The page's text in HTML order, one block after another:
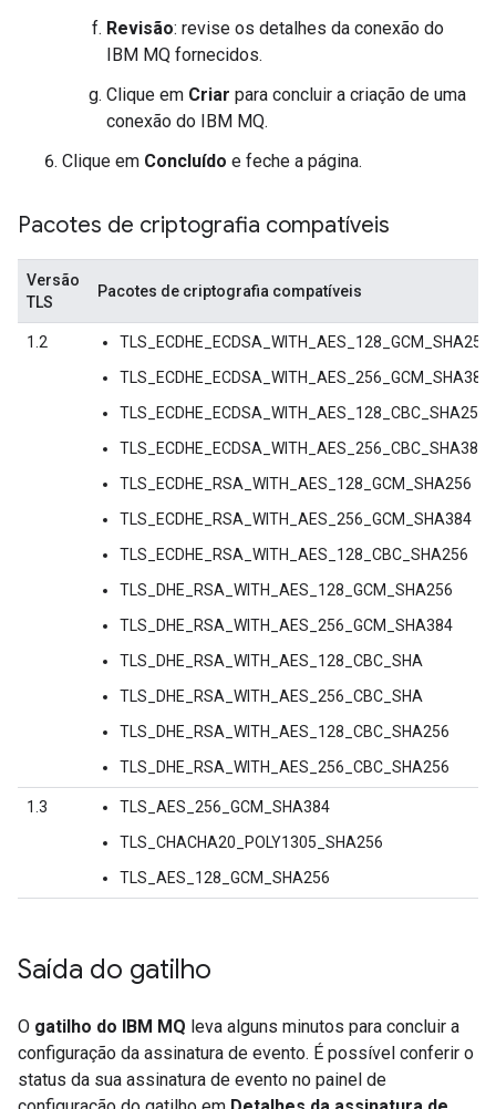
Revisão: revise os detalhes da conexão do
IBM MQ fornecidos.
Clique em Criar para concluir a criação de uma
conexão do IBM MQ.
Clique em Concluído e feche a página.
Pacotes de criptografia compatíveis
Versão
TLS
Pacotes de criptografia compatíveis
1.2
TLS_ECDHE_ECDSA_WITH_AES_128_GCM_SHA256
TLS_ECDHE_ECDSA_WITH_AES_256_GCM_SHA384
TLS_ECDHE_ECDSA_WITH_AES_128_CBC_SHA256
TLS_ECDHE_ECDSA_WITH_AES_256_CBC_SHA384
TLS_ECDHE_RSA_WITH_AES_128_GCM_SHA256
TLS_ECDHE_RSA_WITH_AES_256_GCM_SHA384
TLS_ECDHE_RSA_WITH_AES_128_CBC_SHA256
TLS_DHE_RSA_WITH_AES_128_GCM_SHA256
TLS_DHE_RSA_WITH_AES_256_GCM_SHA384
TLS_DHE_RSA_WITH_AES_128_CBC_SHA
TLS_DHE_RSA_WITH_AES_256_CBC_SHA
TLS_DHE_RSA_WITH_AES_128_CBC_SHA256
TLS_DHE_RSA_WITH_AES_256_CBC_SHA256
1.3
TLS_AES_256_GCM_SHA384
TLS_CHACHA20_POLY1305_SHA256
TLS_AES_128_GCM_SHA256
Saída do gatilho
O gatilho do IBM MQ leva alguns minutos para concluir a
configuração da assinatura de evento. É possível conferir o
status da sua assinatura de evento no painel de